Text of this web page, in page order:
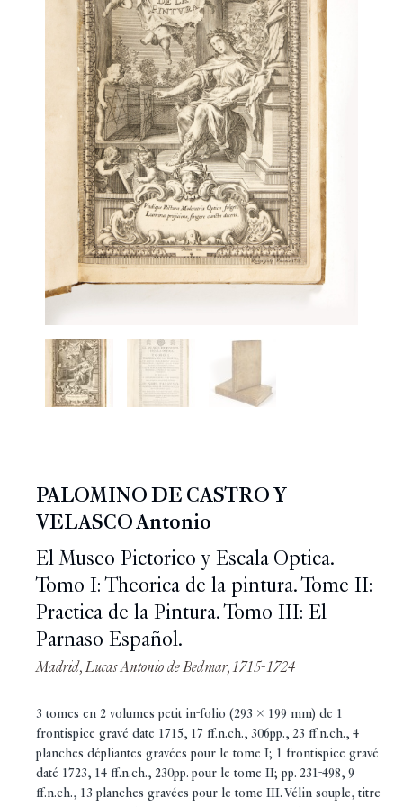
PALOMINO DE CASTRO Y
VELASCO Antonio
El Museo Pictorico y Escala Optica.
Tomo I: Theorica de la pintura. Tome II:
Practica de la Pintura. Tomo III: El
Parnaso Español.
Madrid, Lucas Antonio de Bedmar, 1715-1724
3 tomes en 2 volumes petit in-folio (293 x 199 mm) de 1
frontispice gravé date 1715, 17 ff.n.ch., 306pp., 23 ff.n.ch., 4
planches dépliantes gravées pour le tome I; 1 frontispice gravé
daté 1723, 14 ff.n.ch., 230pp. pour le tome II; pp. 231-498, 9
ff.n.ch., 13 planches gravées pour le tome III. Vélin souple, titre